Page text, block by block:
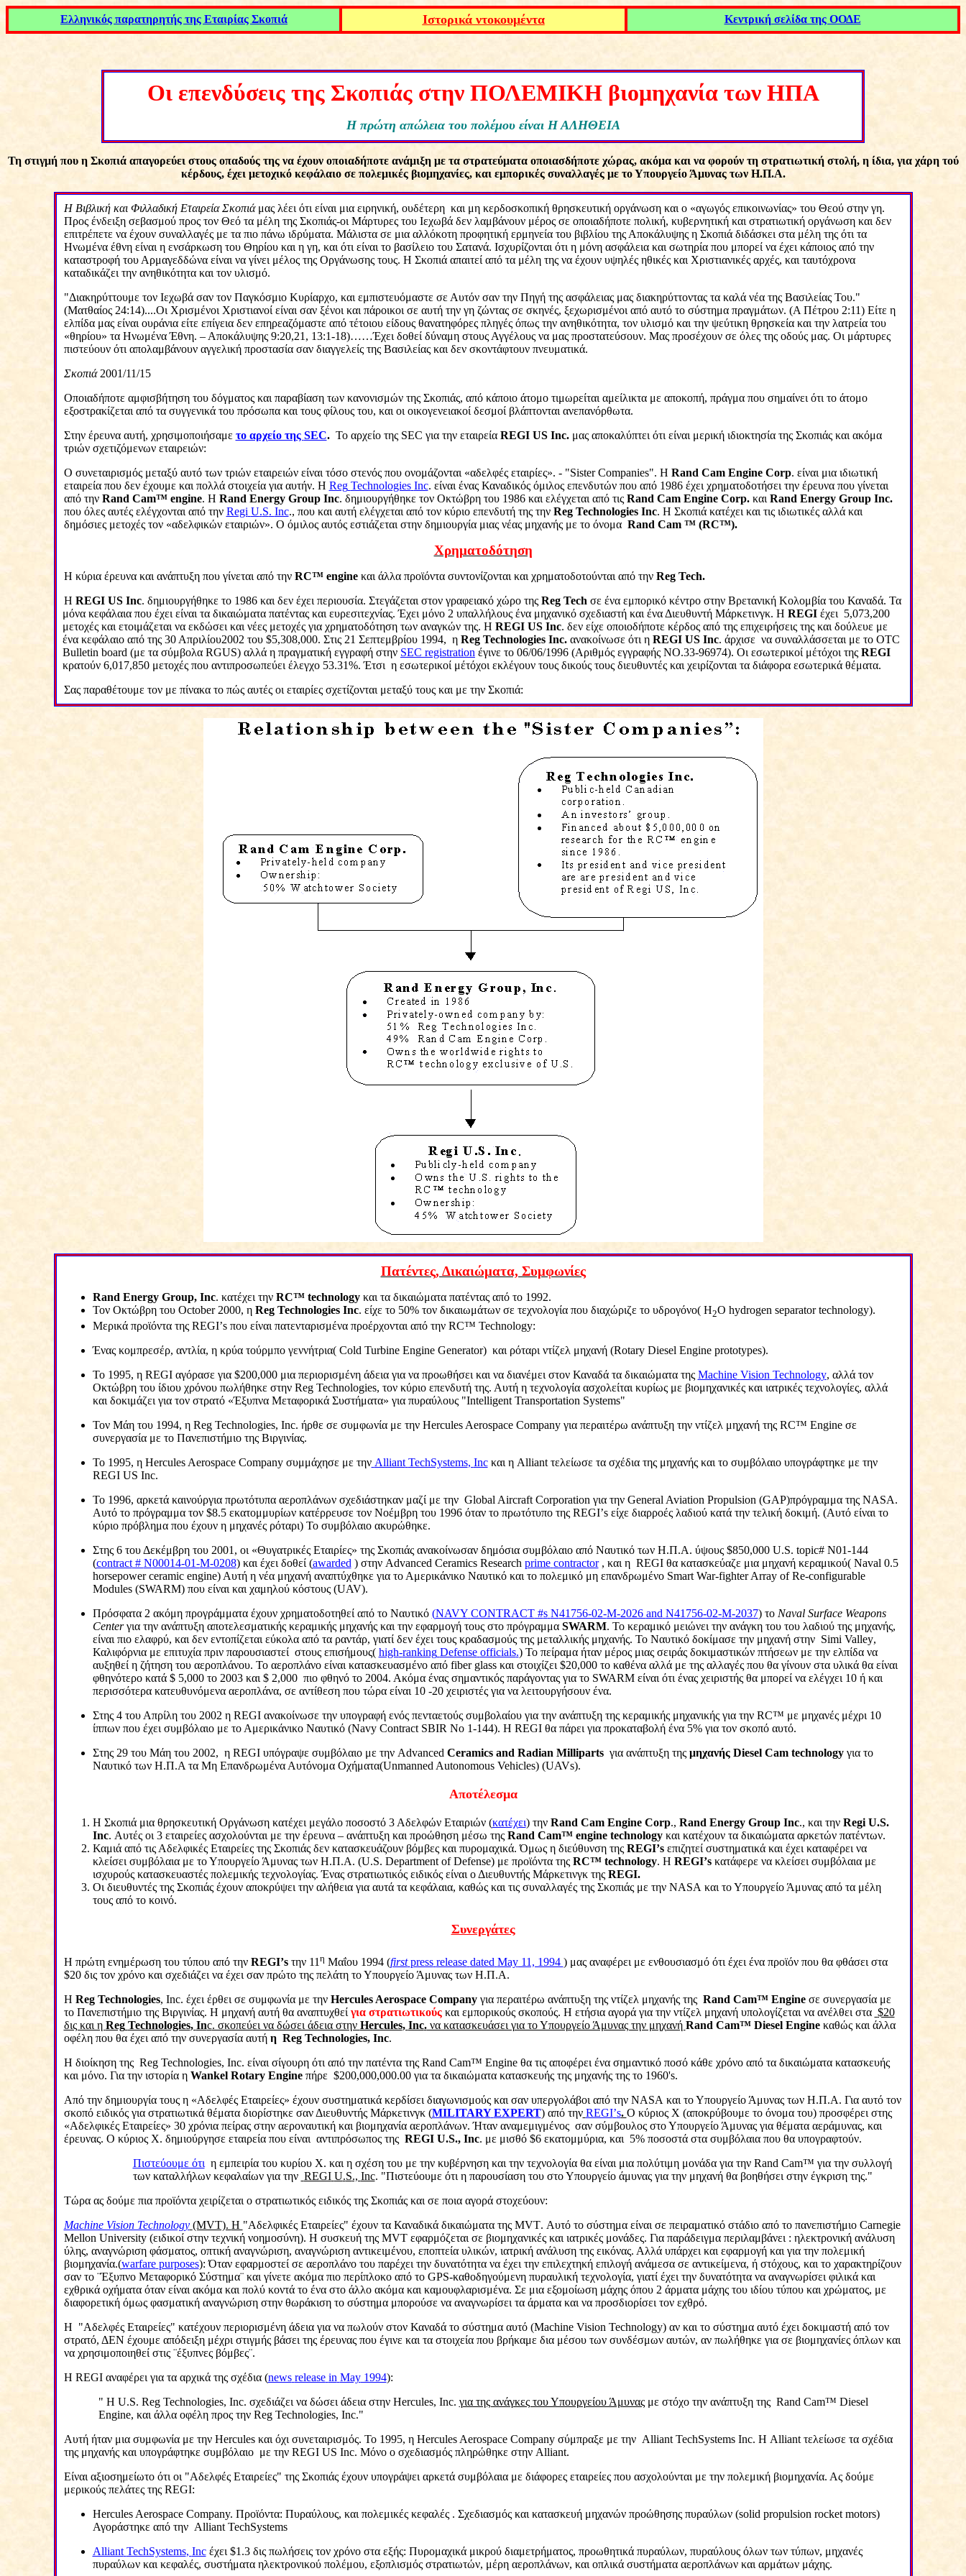
Ελληνικός παρατηρητής της Εταιρίας Σκοπιά Ιστορικά ντοκουμέντα Κεντρική σελίδα της ΟΟΔΕ
Οι επενδύσεις της Σκοπιάς στην ΠΟΛΕΜΙΚΗ βιομηχανία των ΗΠΑ
Η πρώτη απώλεια του πολέμου είναι Η ΑΛΗΘΕΙΑ
Τη στιγμή που η Σκοπιά απαγορεύει στους οπαδούς της να έχουν οποιαδήποτε ανάμιξη με τα στρατεύματα οποιασδήποτε χώρας, ακόμα και να φορούν τη στρατιωτική στολή, η ίδια, για χάρη τού
κέρδους, έχει μετοχικό κεφάλαιο σε πολεμικές βιομηχανίες, και εμπορικές συναλλαγές με το Υπουργείο Άμυνας των Η.Π.Α.
Η Βιβλική και Φιλλαδική Εταιρεία Σκοπιά μας λέει ότι είναι μια ειρηνική, ουδέτερη και μη κερδοσκοπική θρησκευτική οργάνωση και ο «αγωγός επικοινωνίας» του Θεού στην γη.
Προς ένδειξη σεβασμού προς τον Θεό τα μέλη της Σκοπιάς-οι Μάρτυρες του Ιεχωβά δεν λαμβάνουν μέρος σε οποιαδήποτε πολική, κυβερνητική και στρατιωτική οργάνωση και δεν
επιτρέπετε να έχουν συναλλαγές με τα πιο πάνω ιδρύματα. Μάλιστα σε μια αλλόκοτη προφητική ερμηνεία του βιβλίου της Αποκάλυψης η Σκοπιά διδάσκει στα μέλη της ότι τα
Ηνωμένα έθνη είναι η ενσάρκωση του Θηρίου και η γη, και ότι είναι το βασίλειο του Σατανά. Ισχυρίζονται ότι η μόνη ασφάλεια και σωτηρία που μπορεί να έχει κάποιος από την
καταστροφή του Αρμαγεδδώνα είναι να γίνει μέλος της Οργάνωσης τους. Η Σκοπιά απαιτεί από τα μέλη της να έχουν υψηλές ηθικές και Χριστιανικές αρχές, και ταυτόχρονα
καταδικάζει την ανηθικότητα και τον υλισμό.
"Διακηρύττουμε τον Ιεχωβά σαν τον Παγκόσμιο Κυρίαρχο, και εμπιστευόμαστε σε Αυτόν σαν την Πηγή της ασφάλειας μας διακηρύττοντας τα καλά νέα της Βασιλείας Του."
(Ματθαίος 24:14)....Οι Χρισμένοι Χριστιανοί είναι σαν ξένοι και πάροικοι σε αυτή την γη ζώντας σε σκηνές, ξεχωρισμένοι από αυτό το σύστημα πραγμάτων. (Α Πέτρου 2:11) Είτε η
ελπίδα μας είναι ουράνια είτε επίγεια δεν επηρεαζόμαστε από τέτοιου είδους θανατηφόρες πληγές όπως την ανηθικότητα, τον υλισμό και την ψεύτικη θρησκεία και την λατρεία του
«θηρίου» τα Ηνωμένα Έθνη. – Αποκάλυψης 9:20,21, 13:1-18)……Έχει δοθεί δύναμη στους Αγγέλους να μας προστατεύσουν. Μας προσέχουν σε όλες της οδούς μας. Οι μάρτυρες
πιστεύουν ότι απολαμβάνουν αγγελική προστασία σαν διαγγελείς της Βασιλείας και δεν σκοντάφτουν πνευματικά.
Σκοπιά 2001/11/15
Οποιαδήποτε αμφισβήτηση του δόγματος και παραβίαση των κανονισμών της Σκοπιάς, από κάποιο άτομο τιμωρείται αμείλικτα με αποκοπή, πράγμα που σημαίνει ότι το άτομο
εξοστρακίζεται από τα συγγενικά του πρόσωπα και τους φίλους του, και οι οικογενειακοί δεσμοί βλάπτονται ανεπανόρθωτα.
Στην έρευνα αυτή, χρησιμοποιήσαμε το αρχείο της SEC. Το αρχείο της SEC για την εταιρεία REGI US Inc. μας αποκαλύπτει ότι είναι μερική ιδιοκτησία της Σκοπιάς και ακόμα
τριών σχετιζόμενων εταιρειών:
Ο συνεταιρισμός μεταξύ αυτό των τριών εταιρειών είναι τόσο στενός που ονομάζονται «αδελφές εταιρίες». - "Sister Companies". Η Rand Cam Engine Corp. είναι μια ιδιωτική
εταιρεία που δεν έχουμε και πολλά στοιχεία για αυτήν. Η Reg Technologies Inc. είναι ένας Καναδικός όμιλος επενδυτών που από 1986 έχει χρηματοδοτήσει την έρευνα που γίνεται
από την Rand Cam™ engine. Η Rand Energy Group Inc. δημιουργήθηκε τον Οκτώβρη του 1986 και ελέγχεται από τις Rand Cam Engine Corp.και Rand Energy Group Inc.
που όλες αυτές ελέγχονται από την Regi U.S. Inc., που και αυτή ελέγχεται από τον κύριο επενδυτή της την Reg Technologies Inc. Η Σκοπιά κατέχει και τις ιδιωτικές αλλά και
δημόσιες μετοχές τον «αδελφικών εταιριών». Ο όμιλος αυτός εστιάζεται στην δημιουργία μιας νέας μηχανής με το όνομα Rand Cam™ (RC™).
Χρηματοδότηση
Η κύρια έρευνα και ανάπτυξη που γίνεται από την RC™ engineκαι άλλα προϊόντα συντονίζονται και χρηματοδοτούνται από την Reg Tech.
Η REGI US Inc. δημιουργήθηκε το 1986 και δεν έχει περιουσία. Στεγάζεται στον γραφειακό χώρο της Reg Tech σε ένα εμπορικό κέντρο στην Βρετανική Κολομβία του Καναδά. Τα
μόνα κεφάλαια που έχει είναι τα δικαιώματα πατέντας και ευρεσιτεχνίας. Έχει μόνο 2 υπαλλήλους ένα μηχανικό σχεδιαστή και ένα Διευθυντή Μάρκετινγκ. Η REGI έχει 5,073,200
μετοχές και ετοιμάζεται να εκδώσει και νέες μετοχές για χρηματοδότηση των αναγκών της. Η REGI US Inc. δεν είχε οποιοδήποτε κέρδος από της επιχειρήσεις της και δούλευε με
ένα κεφάλαιο από της 30 Απριλίου2002 του $5,308,000. Στις 21 Σεπτεμβρίου 1994, η Reg Technologies Inc.ανακοίνωσε ότι η REGI US Inc. άρχισε να συναλλάσσεται με το OTC
Bulletin board (με τα σύμβολα RGUS) αλλά η πραγματική εγγραφή στην SEC registration έγινε το 06/06/1996 (Αριθμός εγγραφής NO.33-96974). Οι εσωτερικοί μέτόχοι της REGI
κρατούν 6,017,850 μετοχές που αντιπροσωπεύει έλεγχο 53.31%. Έτσι η εσωτερικοί μέτόχοι εκλέγουν τους δικούς τους διευθυντές και χειρίζονται τα διάφορα εσωτερικά θέματα.
Σας παραθέτουμε τον με πίνακα το πώς αυτές οι εταιρίες σχετίζονται μεταξύ τους και με την Σκοπιά:
Πατέντες, Δικαιώματα, Συμφωνίες
Rand Energy Group, Inc. κατέχει την RC™ technologyκαι τα δικαιώματα πατέντας από το 1992.
Τον Οκτώβρη του October2000, η Reg Technologies Inc. είχε το 50% τον δικαιωμάτων σε τεχνολογία που διαχώριζε το υδρογόνο( H2O hydrogen separator technology).
Μερικά προϊόντα της REGI’sπου είναι πατενταρισμένα προέρχονται από την RC™ Technology:
Ένας κομπρεσέρ, αντλία, η κρύα τούρμπο γεννήτρια( Cold Turbine Engine Generator) και ρόταρι ντίζελ μηχανή (Rotary Diesel Engine prototypes).
Το 1995, η REGIαγόρασε για $200,000 μια περιορισμένη άδεια για να προωθήσει και να διανέμει στον Καναδά τα δικαιώματα της Machine Vision Technology, αλλά τον
Οκτώβρη του ίδιου χρόνου πωλήθηκε στην Reg Technologies, τον κύριο επενδυτή της. Αυτή η τεχνολογία ασχολείται κυρίως με βιομηχανικές και ιατρικές τεχνολογίες, αλλά
και δοκιμάζει για τον στρατό «Έξυπνα Μεταφορικά Συστήματα» για πυραύλους "Intelligent Transportation Systems"
Τον Μάη του 1994, η Reg Technologies, Inc. ήρθε σε συμφωνία με την Hercules Aerospace Companyγια περαιτέρω ανάπτυξη την ντίζελ μηχανή της RC™ Engineσε
συνεργασία με το Πανεπιστήμιο της Βιργινίας.
Το 1995, η Hercules Aerospace Companyσυμμάχησε με την Alliant TechSystems, Incκαι η Alliantτελείωσε τα σχέδια της μηχανής και το συμβόλαιο υπογράφτηκε με την
REGI US Inc.
Το 1996, αρκετά καινούργια πρωτότυπα αεροπλάνων σχεδιάστηκαν μαζί με την Global Aircraft Corporation για την General Aviation Propulsion (GAP)πρόγραμμα της NASA.
Αυτό το πρόγραμμα τον $8.5 εκατομμυρίων κατέρρευσε τον Νοέμβρη του 1996 όταν το πρωτότυπο της REGI’sείχε διαρροές λαδιού κατά την τελική δοκιμή. (Αυτό είναι το
κύριο πρόβλημα που έχουν η μηχανές ρόταρι) Το συμβόλαιο ακυρώθηκε.
Στης 6 του Δεκέμβρη του 2001, οι «Θυγατρικές Εταιρίες» της Σκοπιάς ανακοίνωσαν δημόσια συμβόλαιο από Ναυτικό των Η.Π.Α. ύψους $850,000 U.S. topic# N01-144
(contract# N00014-01-M-0208) και έχει δοθεί (awarded ) στην Advanced Ceramics Research prime contractor, και η REGIθα κατασκεύαζε μια μηχανή κεραμικού( Naval 0.5
horsepower ceramic engine) Αυτή η νέα μηχανή αναπτύχθηκε για το Αμερικάνικο Ναυτικό και το πολεμικό μη επανδρωμένο Smart War-fighter Array of Re-configurable
Modules(SWARM) που είναι και χαμηλού κόστους (UAV).
Πρόσφατα 2 ακόμη προγράμματα έχουν χρηματοδοτηθεί από το Ναυτικό (NAVY CONTRACT#s N41756-02-M-2026 and N41756-02-M-2037) το Naval Surface Weapons
Centerγια την ανάπτυξη αποτελεσματικής κεραμικής μηχανής και την εφαρμογή τους στο πρόγραμμα SWARM. Το κεραμικό μειώνει την ανάγκη του του λαδιού της μηχανής,
είναι πιο ελαφρύ, και δεν εντοπίζεται εύκολα από τα ραντάρ, γιατί δεν έχει τους κραδασμούς της μεταλλικής μηχανής. Το Ναυτικό δοκίμασε την μηχανή στην Simi Valley,
Καλιφόρνια με επιτυχία πριν παρουσιαστεί στους επισήμους( high-ranking Defense officials.) Το πείραμα ήταν μέρος μιας σειράς δοκιμαστικών πτήσεων με την ελπίδα να
αυξηθεί η ζήτηση του αεροπλάνου. Το αεροπλάνο είναι κατασκευασμένο από fiber glassκαι στοιχίζει $20,000 το καθένα αλλά με της αλλαγές που θα γίνουν στα υλικά θα είναι
φθηνότερο κατά $ 5,000 το 2003 και $ 2,000 πιο φθηνό το 2004. Ακόμα ένας σημαντικός παράγοντας για το SWARMείναι ότι ένας χειριστής θα μπορεί να ελέγχει 10 ή και
περισσότερα κατευθυνόμενα αεροπλάνα, σε αντίθεση που τώρα είναι 10 -20 χειριστές για να λειτουργήσουν ένα.
Στης 4 του Απρίλη του 2002 η REGIανακοίνωσε την υπογραφή ενός πενταετούς συμβολαίου για την ανάπτυξη της κεραμικής μηχανικής για την RC™ με μηχανές μέχρι 10
ίππων που έχει συμβόλαιο με το Αμερικάνικο Ναυτικό (Navy Contract SBIR No1-144). Η REGIθα πάρει για προκαταβολή ένα 5% για τον σκοπό αυτό.
Στης 29 του Μάη του 2002, η REGIυπόγραψε συμβόλαιο με την Advanced Ceramics and Radian Milliparts για ανάπτυξη της μηχανής Diesel Cam technologyγια το
Ναυτικό των Η.Π.Α τα Μη Επανδρωμένα Αυτόνομα Οχήματα(Unmanned Autonomous Vehicles) (UAVs).
Αποτέλεσμα
Η Σκοπιά μια θρησκευτική Οργάνωση κατέχει μεγάλο ποσοστό 3 Αδελφών Εταιριών (κατέχει) την Rand Cam Engine Corp., Rand Energy Group Inc., και την Regi U.S.
Inc. Αυτές οι 3 εταιρείες ασχολούνται με την έρευνα – ανάπτυξη και προώθηση μέσω της Rand Cam™ engine technologyκαι κατέχουν τα δικαιώματα αρκετών πατέντων.
Καμιά από τις Αδελφικές Εταιρείες της Σκοπιάς δεν κατασκευάζουν βόμβες και πυρομαχικά. Όμως η διεύθυνση της REGI’s επιζητεί συστηματικά και έχει καταφέρει να
κλείσει συμβόλαια με το Υπουργείο Άμυνας των Η.Π.Α. (U.S. Department of Defense) με προϊόντα της RC™ technology. Η REGI’sκατάφερε να κλείσει συμβόλαια με
ισχυρούς κατασκευαστές πολεμικής τεχνολογίας. Ένας στρατιωτικός ειδικός είναι ο Διευθυντής Μάρκετινγκ της REGI.
Οι διευθυντές της Σκοπιάς έχουν αποκρύψει την αλήθεια για αυτά τα κεφάλαια, καθώς και τις συναλλαγές της Σκοπιάς με την NASA και το Υπουργείο Άμυνας από τα μέλη
τους από το κοινό.
Συνεργάτες
Η πρώτη ενημέρωση του τύπου από την REGI’sτην 11 η Μαΐου 1994 (first press release dated May11, 1994 ) μας αναφέρει με ενθουσιασμό ότι έχει ένα προϊόν που θα φθάσει στα
$20 δις τον χρόνο και σχεδιάζει να έχει σαν πρώτο της πελάτη το Υπουργείο Άμυνας των Η.Π.Α.
Η Reg Technologies, Inc. έχει έρθει σε συμφωνία με την Hercules Aerospace Companyγια περαιτέρω ανάπτυξη της ντίζελ μηχανής της Rand Cam™ Engineσε συνεργασία με
το Πανεπιστήμιο της Βιργινίας. Η μηχανή αυτή θα αναπτυχθεί για στρατιωτικούςκαι εμπορικούς σκοπούς. Η ετήσια αγορά για την ντίζελ μηχανή υπολογίζεται να ανέλθει στα $20
δις και η Reg Technologies, Inc. σκοπεύει να δώσει άδεια στην Hercules, Inc.να κατασκευάσει για το Υπουργείο Άμυνας την μηχανή Rand Cam™ Diesel Engineκαθώς και άλλα
οφέλη που θα έχει από την συνεργασία αυτή η Reg Technologies, Inc.
Η διοίκηση της Reg Technologies, Inc. είναι σίγουρη ότι από την πατέντα της Rand Cam™ Engineθα τις αποφέρει ένα σημαντικό ποσό κάθε χρόνο από τα δικαιώματα κατασκευής
και μόνο. Για την ιστορία η Wankel Rotary Engineπήρε $200,000,000.00 για τα δικαιώματα κατασκευής της μηχανής της το 1960's.
Από την δημιουργία τους η «Αδελφές Εταιρείες» έχουν συστηματικά κερδίσει διαγωνισμούς και σαν υπεργολάβοι από την NASA και το Υπουργείο Άμυνας των Η.Π.Α. Για αυτό τον
σκοπό ειδικός για στρατιωτικά θέματα διορίστηκε σαν Διευθυντής Μάρκετινγκ (MILITARY EXPERT) από την REGI’s. Ο κύριος X (αποκρύβουμε το όνομα του) προσφέρει στης
«Αδελφικές Εταιρείες» 30 χρόνια πείρας στην αεροναυτική και βιομηχανία αεροπλάνων. Ήταν αναμεμιγμένος σαν σύμβουλος στο Υπουργείο Άμυνας για θέματα αεράμυνας, και
έρευνας. Ο κύριος Χ. δημιούργησε εταιρεία που είναι αντιπρόσωπος της REGI U.S., Inc. με μισθό $6 εκατομμύρια, και 5% ποσοστά στα συμβόλαια που θα υπογραφτούν.
Πιστεύουμε ότι η εμπειρία του κυρίου Χ. και η σχέση του με την κυβέρνηση και την τεχνολογία θα είναι μια πολύτιμη μονάδα για την Rand Cam™ για την συλλογή
των καταλλήλων κεφαλαίων για την REGI U.S., Inc. "Πιστεύουμε ότι η παρουσίαση του στο Υπουργείο άμυνας για την μηχανή θα βοηθήσει στην έγκριση της."
Τώρα ας δούμε πια προϊόντα χειρίζεται ο στρατιωτικός ειδικός της Σκοπιάς και σε ποια αγορά στοχεύουν:
Machine Vision Technology (MVT). Η "Αδελφικές Εταιρείες" έχουν τα Καναδικά δικαιώματα της MVT. Αυτό το σύστημα είναι σε πειραματικό στάδιο από το πανεπιστήμιο Carnegie
Mellon University(ειδικοί στην τεχνική νοημοσύνη). Η συσκευή τηςMVT εφαρμόζεται σε βιομηχανικές και ιατρικές μονάδες. Για παράδειγμα περιλαμβάνει : ηλεκτρονική ανάλυση
ύλης, αναγνώριση φάσματος, οπτική αναγνώριση, αναγνώριση αντικειμένου, εποπτεία υλικών, ιατρική ανάλυση της εικόνας. Αλλά υπάρχει και εφαρμογή και για την πολεμική
βιομηχανία.(warfare purposes): Όταν εφαρμοστεί σε αεροπλάνο του παρέχει την δυνατότητα να έχει την επιλεχτηκή επιλογή ανάμεσα σε αντικείμενα, ή στόχους, και το χαρακτηρίζουν
σαν το ¨Έξυπνο Μεταφορικό Σύστημα¨ και γίνετε ακόμα πιο περίπλοκο από το GPS-καθοδηγούμενη πυραυλική τεχνολογία, γιατί έχει την δυνατότητα να αναγνωρίσει φιλικά και
εχθρικά οχήματα όταν είναι ακόμα και πολύ κοντά το ένα στο άλλο ακόμα και καμουφλαρισμένα. Σε μια εξομοίωση μάχης όπου 2 άρματα μάχης του ιδίου τύπου και χρώματος, με
διαφορετική όμως φασματική αναγνώριση στην θωράκιση το σύστημα μπορούσε να αναγνωρίσει τα άρματα και να προσδιορίσει τον εχθρό.
Η "Αδελφές Εταιρείες" κατέχουν περιορισμένη άδεια για να πωλούν στον Καναδά το σύστημα αυτό (Machine Vision Technology) αν και το σύστημα αυτό έχει δοκιμαστή από τον
στρατό, ΔΕΝ έχουμε απόδειξη μέχρι στιγμής βάσει της έρευνας που έγινε και τα στοιχεία που βρήκαμε δια μέσου των συνδέσμων αυτών, αν πωλήθηκε για σε βιομηχανίες όπλων και
να χρησιμοποιηθεί στις ¨έξυπνες βόμβες¨.
Η REGIαναφέρει για τα αρχικά της σχέδια (news release in May1994):
" Η U.S. Reg Technologies, Inc. σχεδιάζει να δώσει άδεια στην Hercules, Inc. για της ανάγκες του Υπουργείου Άμυναςμε στόχο την ανάπτυξη της Rand Cam™ Diesel
Engine, και άλλα οφέλη προς την Reg Technologies, Inc."
Αυτή ήταν μια συμφωνία με την Herculesκαι όχι συνεταιρισμός. Το1995, ηHercules Aerospace Company σύμπραξε με την Alliant TechSystems Inc. Η Alliantτελείωσε τα σχέδια
της μηχανής και υπογράφτηκε συμβόλαιο με την REGI US Inc. Μόνο ο σχεδιασμός πληρώθηκε στηνAlliant.
Είναι αξιοσημείωτο ότι οι "Αδελφές Εταιρείες" της Σκοπιάς έχουν υπογράψει αρκετά συμβόλαια με διάφορες εταιρείες που ασχολούνται με την πολεμική βιομηχανία. Ας δούμε
μερικούς πελάτες της REGI:
Hercules Aerospace Company. Προϊόντα: Πυραύλους, και πολεμικές κεφαλές . Σχεδιασμός και κατασκευή μηχανών προώθησης πυραύλων (solid propulsion rocket motors)
Αγοράστηκε από την Alliant TechSystems
Alliant TechSystems, Incέχει $1.3 δις πωλήσεις τον χρόνο στα εξής: Πυρομαχικά μικρού διαμετρήματος, προωθητικά πυραύλων, πυραύλους όλων των τύπων, μηχανές
πυραύλων και κεφαλές, συστήματα ηλεκτρονικού πολέμου, εξοπλισμός στρατιωτών, μέρη αεροπλάνων, και οπλικά συστήματα αεροπλάνων και αρμάτων μάχης.